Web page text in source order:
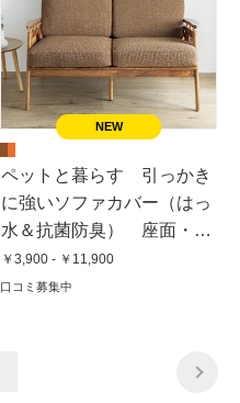
ペットと暮らす 引っかき
に強いソファカバー（はっ
水＆抗菌防臭） 座面・背
もたれ兼用カバー
￥3,900 - ￥11,900
口コミ募集中